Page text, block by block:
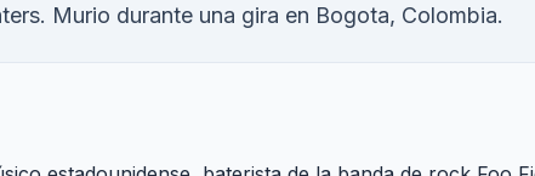
Murio durante una gira en Bogota, Colombia.